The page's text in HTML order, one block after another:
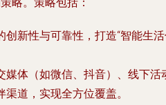
新性与可靠性，打造“智能生
媒体（如微信、抖音）、线下活
渠道，实现全方位覆盖。